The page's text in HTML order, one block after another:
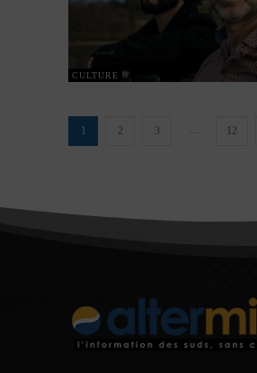
CULTURE
1 2 3 12